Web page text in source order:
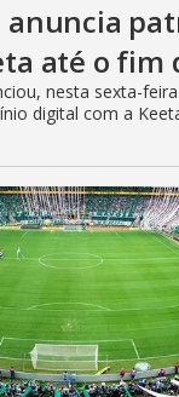
anuncia
até o fim
nesta sexta-
digital com a